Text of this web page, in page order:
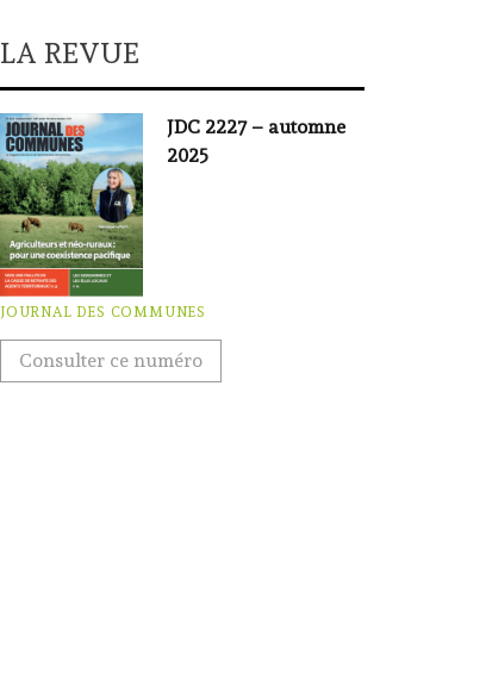
LA REVUE
JDC 2227 – automne
2025
JOURNAL DES COMMUNES
Consulter ce numéro